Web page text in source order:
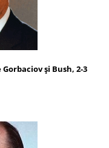
și Bush, 2-3